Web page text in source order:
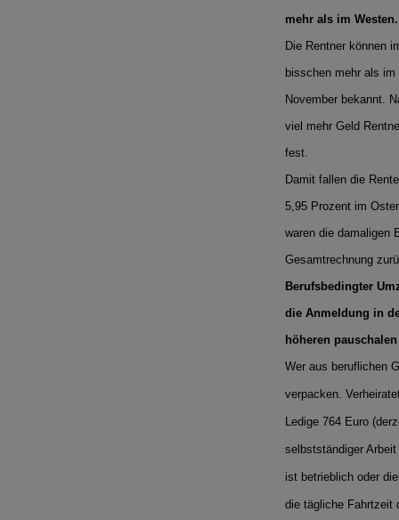
mehr als im Westen.
Die Rentner können
bisschen mehr als
November bekannt.
viel mehr Geld
fest.
Damit fallen die
5,95 Prozent im
waren die damaligen
Gesamtrechnung
Berufsbedingter
die Anmeldung in
höheren
Wer aus beruflichen
verpacken.
Ledige 764 Euro
selbstständiger
ist betrieblich oder
die tägliche Fahrtzeit